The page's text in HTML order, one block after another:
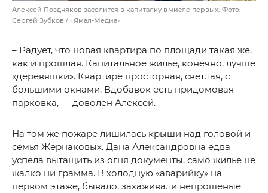
Алексей Поздняков заселится в капиталку в числе первых. Фото:
Сергей Зубков / «Ямал-Медиа»
– Радует, что новая квартира по площади такая же,
как и прошлая. Капитальное жилье, конечно, лучше
«деревяшки». Квартире просторная, светлая, с
большими окнами. Вдобавок есть придомовая
парковка, — доволен Алексей.
На том же пожаре лишилась крыши над головой и
семья Жернаковых. Дана Александровна едва
успела вытащить из огня документы, само жилье не
жалко ни грамма. В холодную «аварийку» на
первом этаже, бывало, захаживали непрошеные